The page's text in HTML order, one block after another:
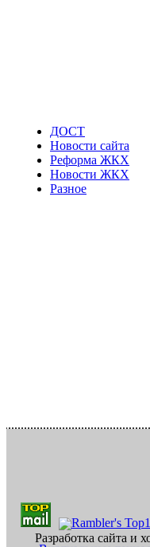
ДОСТ
Новости сайта
Реформа ЖКХ
Новости ЖКХ
Разное
Разработка сайта и